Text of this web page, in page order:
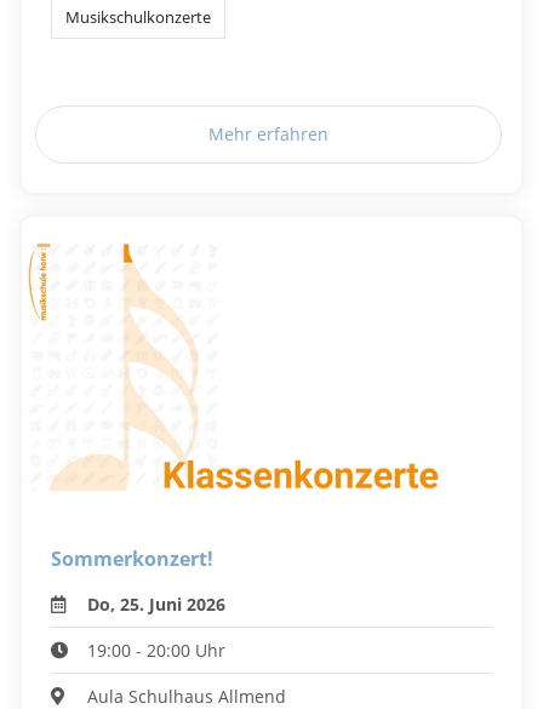
Musikschulkonzerte
Mehr erfahren
Sommerkonzert!
Do, 25. Juni 2026
19:00 - 20:00 Uhr
Aula Schulhaus Allmend